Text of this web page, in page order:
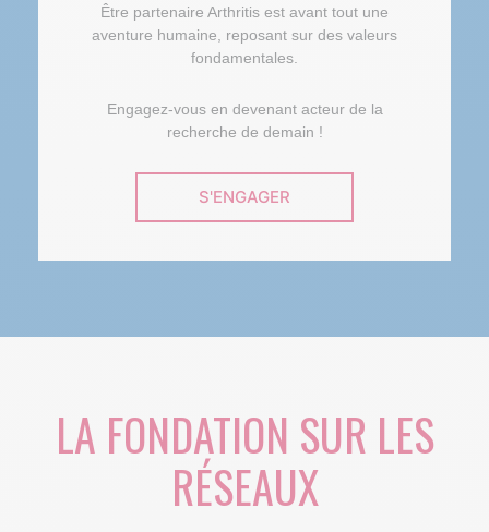
Être partenaire Arthritis est avant tout une
aventure humaine, reposant sur des valeurs
fondamentales.
Engagez-vous en devenant acteur de la
recherche de demain !
S'ENGAGER
LA FONDATION SUR LES
RÉSEAUX